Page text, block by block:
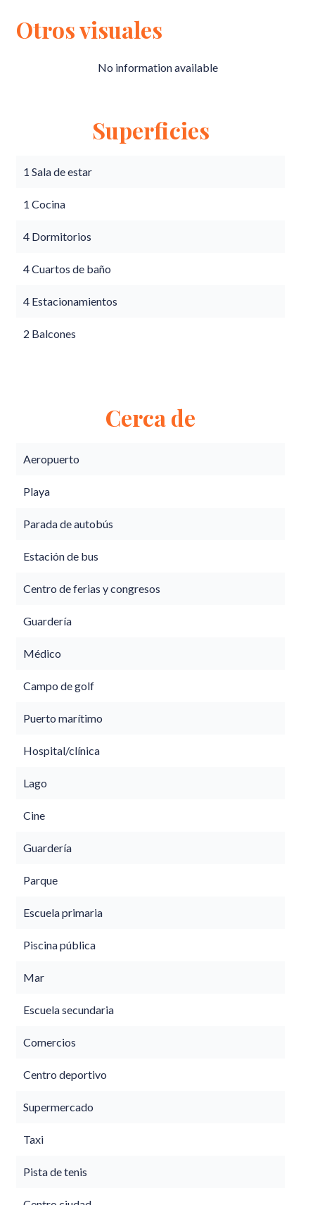
Otros visuales
No information available
Superficies
1 Sala de estar
1 Cocina
4 Dormitorios
4 Cuartos de baño
4 Estacionamientos
2 Balcones
Cerca de
Aeropuerto
Playa
Parada de autobús
Estación de bus
Centro de ferias y congresos
Guardería
Médico
Campo de golf
Puerto marítimo
Hospital/clínica
Lago
Cine
Guardería
Parque
Escuela primaria
Piscina pública
Mar
Escuela secundaria
Comercios
Centro deportivo
Supermercado
Taxi
Pista de tenis